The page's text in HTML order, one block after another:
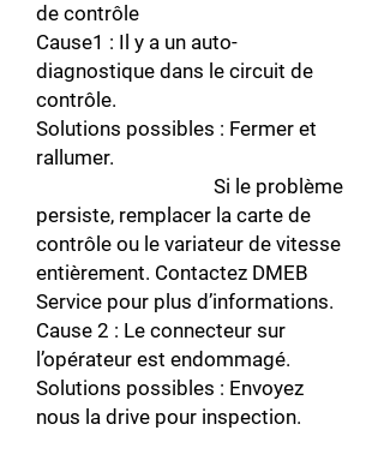
de contrôle
Cause1 : Il y a un auto-
diagnostique dans le circuit de
contrôle.
Solutions possibles : Fermer et
rallumer.
Si le problème
persiste, remplacer la carte de
contrôle ou le variateur de vitesse
entièrement. Contactez DMEB
Service pour plus d’informations.
Cause 2 : Le connecteur sur
l’opérateur est endommagé.
Solutions possibles : Envoyez
nous la drive pour inspection.